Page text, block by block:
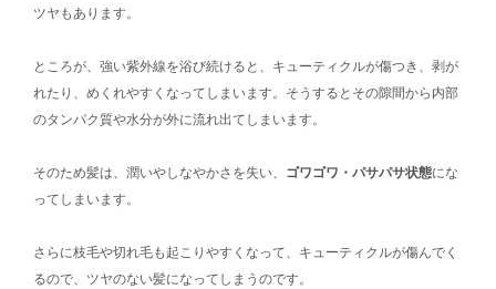
ツヤもあります。
ところが、強い紫外線を浴び続けると、キューティクルが傷つき、剥が
れたり、めくれやすくなってしまいます。そうするとその隙間から内部
のタンパク質や水分が外に流れ出てしまいます。
そのため髪は、潤いやしなやかさを失い、 ゴワゴワ・パサパサ状態にな
ってしまいます。
さらに枝毛や切れ毛も起こりやすくなって、キューティクルが傷んでく
るので、ツヤのない髪になってしまうのです。